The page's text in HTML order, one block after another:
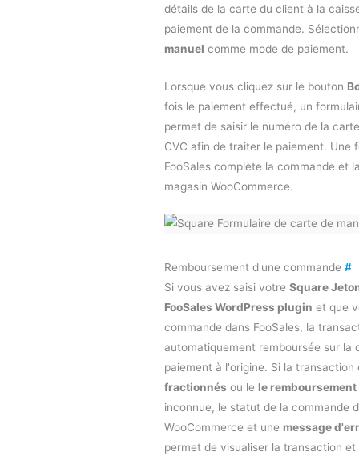
détails de la carte du client à la
paiement de la commande.
manuel comme mode de paiement.
Lorsque vous cliquez sur le bouton
fois le paiement effectué, un
permet de saisir le numéro de la
CVC afin de traiter le paiement. Une
FooSales complète la commande et
magasin WooCommerce.
Remboursement d'une commande #
Si vous avez saisi votre Square
FooSales WordPress plugin et que
commande dans FooSales, la
automatiquement remboursée sur la
paiement à l'origine. Si la
fractionnés ou le le remboursement
inconnue, le statut de la commande
WooCommerce et une message
permet de visualiser la transaction